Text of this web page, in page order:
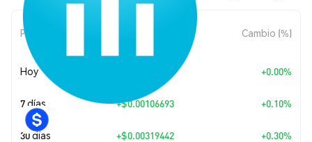
Periodo Cambio (%)
Hoy +0.00%
7 días +$0.00106693 +0.10%
30 días +$0.00319442 +0.30%